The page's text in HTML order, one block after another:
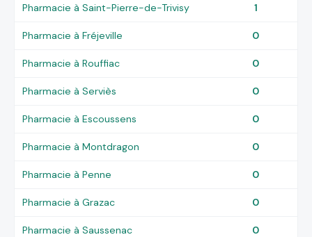
Pharmacie à Saint-Pierre-de-Trivisy 1
Pharmacie à Fréjeville 0
Pharmacie à Rouffiac 0
Pharmacie à Serviès 0
Pharmacie à Escoussens 0
Pharmacie à Montdragon 0
Pharmacie à Penne 0
Pharmacie à Grazac 0
Pharmacie à Saussenac 0